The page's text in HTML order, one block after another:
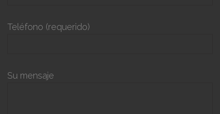
Teléfono (requerido)
Su mensaje